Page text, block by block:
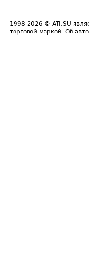
1998-2026 © ATI.SU
торговой маркой. Об